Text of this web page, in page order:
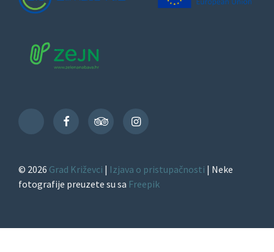
TikTok
FacebookTripAdvisorInstagram
© 2026 Grad Križevci | Izjava o pristupačnosti | Neke
fotografije preuzete su sa Freepik